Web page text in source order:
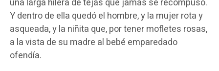
una larga hilera de tejas que jamás se recompuso.
Y dentro de ella quedó el hombre, y la mujer rota y
asqueada, y la niñita que, por tener mofletes rosas,
a la vista de su madre al bebé emparedado
ofendía.